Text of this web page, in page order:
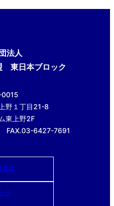
法人
東日本ブロック
0015
野１丁目21-8
東上野2F
FAX.03-6427-7691
見箱
方